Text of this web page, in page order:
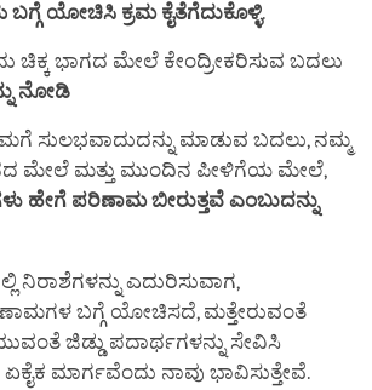
ಯೋಚಿಸಿ ಕ್ರಮ ಕೈತೆಗೆದುಕೊಳ್ಳಿ.
ಚಿಕ್ಕ ಭಾಗದ ಮೇಲೆ ಕೇಂದ್ರೀಕರಿಸುವ ಬದಲು
ನೋಡಿ
ಸುಲಭವಾದುದನ್ನು ಮಾಡುವ ಬದಲು, ನಮ್ಮ
ಮೇಲೆ ಮತ್ತು ಮುಂದಿನ ಪೀಳಿಗೆಯ ಮೇಲೆ,
ಹೇಗೆ ಪರಿಣಾಮ ಬೀರುತ್ತವೆ ಎಂಬುದನ್ನು
ನಿರಾಶೆಗಳನ್ನು ಎದುರಿಸುವಾಗ,
ಬಗ್ಗೆ ಯೋಚಿಸದೆ, ಮತ್ತೇರುವಂತೆ
ಜಿಡ್ಡು ಪದಾರ್ಥಗಳನ್ನು ಸೇವಿಸಿ
ಮಾರ್ಗವೆಂದು ನಾವು ಭಾವಿಸುತ್ತೇವೆ.